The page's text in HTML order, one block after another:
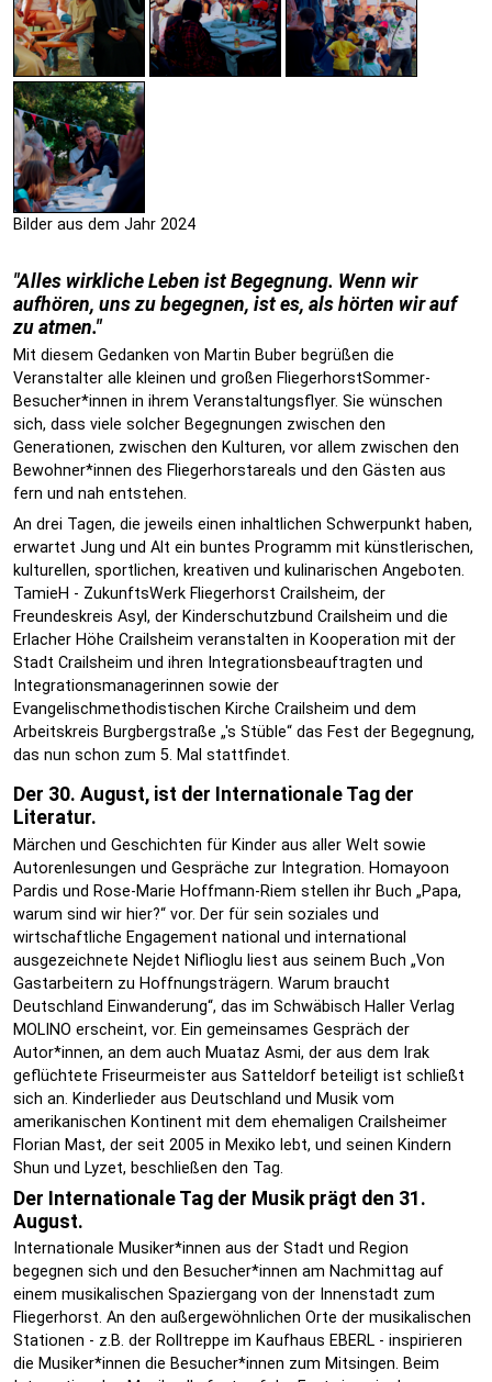
Bilder aus dem Jahr 2024
"Alles wirkliche Leben ist Begegnung. Wenn wir
aufhören, uns zu begegnen, ist es, als hörten wir auf
zu atmen."
Mit diesem Gedanken von Martin Buber begrüßen die
Veranstalter alle kleinen und großen FliegerhorstSommer-
Besucher*innen in ihrem Veranstaltungsflyer. Sie wünschen
sich, dass viele solcher Begegnungen zwischen den
Generationen, zwischen den Kulturen, vor allem zwischen den
Bewohner*innen des Fliegerhorstareals und den Gästen aus
fern und nah entstehen.
An drei Tagen, die jeweils einen inhaltlichen Schwerpunkt haben,
erwartet Jung und Alt ein buntes Programm mit künstlerischen,
kulturellen, sportlichen, kreativen und kulinarischen Angeboten.
TamieH - ZukunftsWerk Fliegerhorst Crailsheim, der
Freundeskreis Asyl, der Kinderschutzbund Crailsheim und die
Erlacher Höhe Crailsheim veranstalten in Kooperation mit der
Stadt Crailsheim und ihren Integrationsbeauftragten und
Integrationsmanagerinnen sowie der
Evangelischmethodistischen Kirche Crailsheim und dem
Arbeitskreis Burgbergstraße „'s Stüble“ das Fest der Begegnung,
das nun schon zum 5. Mal stattfindet.
Der 30. August, ist der Internationale Tag der
Literatur.
Märchen und Geschichten für Kinder aus aller Welt sowie
Autorenlesungen und Gespräche zur Integration. Homayoon
Pardis und Rose-Marie Hoffmann-Riem stellen ihr Buch „Papa,
warum sind wir hier?“ vor. Der für sein soziales und
wirtschaftliche Engagement national und international
ausgezeichnete Nejdet Niflioglu liest aus seinem Buch „Von
Gastarbeitern zu Hoffnungsträgern. Warum braucht
Deutschland Einwanderung“, das im Schwäbisch Haller Verlag
MOLINO erscheint, vor. Ein gemeinsames Gespräch der
Autor*innen, an dem auch Muataz Asmi, der aus dem Irak
geflüchtete Friseurmeister aus Satteldorf beteiligt ist schließt
sich an. Kinderlieder aus Deutschland und Musik vom
amerikanischen Kontinent mit dem ehemaligen Crailsheimer
Florian Mast, der seit 2005 in Mexiko lebt, und seinen Kindern
Shun und Lyzet, beschließen den Tag.
Der Internationale Tag der Musik prägt den 31.
August.
Internationale Musiker*innen aus der Stadt und Region
begegnen sich und den Besucher*innen am Nachmittag auf
einem musikalischen Spaziergang von der Innenstadt zum
Fliegerhorst. An den außergewöhnlichen Orte der musikalischen
Stationen - z.B. der Rolltreppe im Kaufhaus EBERL - inspirieren
die Musiker*innen die Besucher*innen zum Mitsingen. Beim